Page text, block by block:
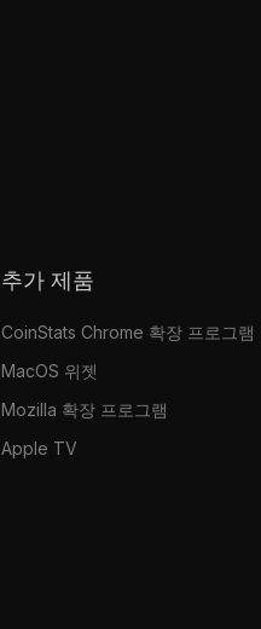
추가 제품
CoinStats Chrome 확장 프로그램
MacOS 위젯
Mozilla 확장 프로그램
Apple TV